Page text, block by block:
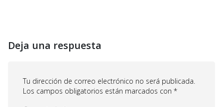
Deja una respuesta
Tu dirección de correo electrónico no será publicada.
Los campos obligatorios están marcados con *